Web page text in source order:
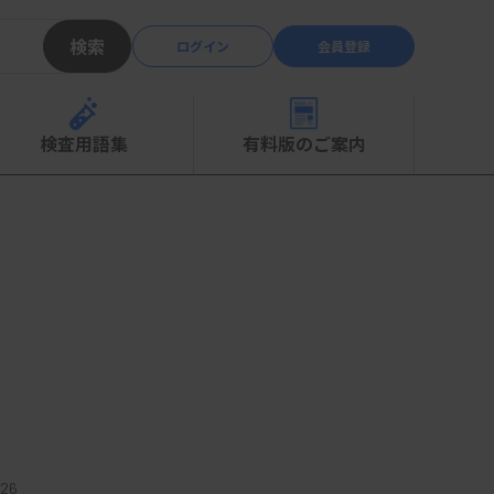
検索 ログイン 会員登録
検査用語集 有料版のご案内